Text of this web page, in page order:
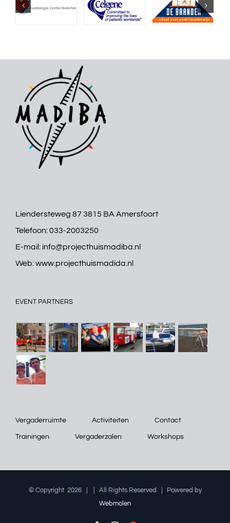
Liendersteweg 87 3815 BA Amersfoort
Telefoon:033-2003250
E-mail: info@projecthuismadiba.nl
Web:www.projecthuismadida.nl
EVENT PARTNERS
Vergaderruimte Activiteiten Contact
Trainingen Vergaderzalen Workshops
© Copyright 2026 |
| All Rights Reserved | Powered by
Webmolen